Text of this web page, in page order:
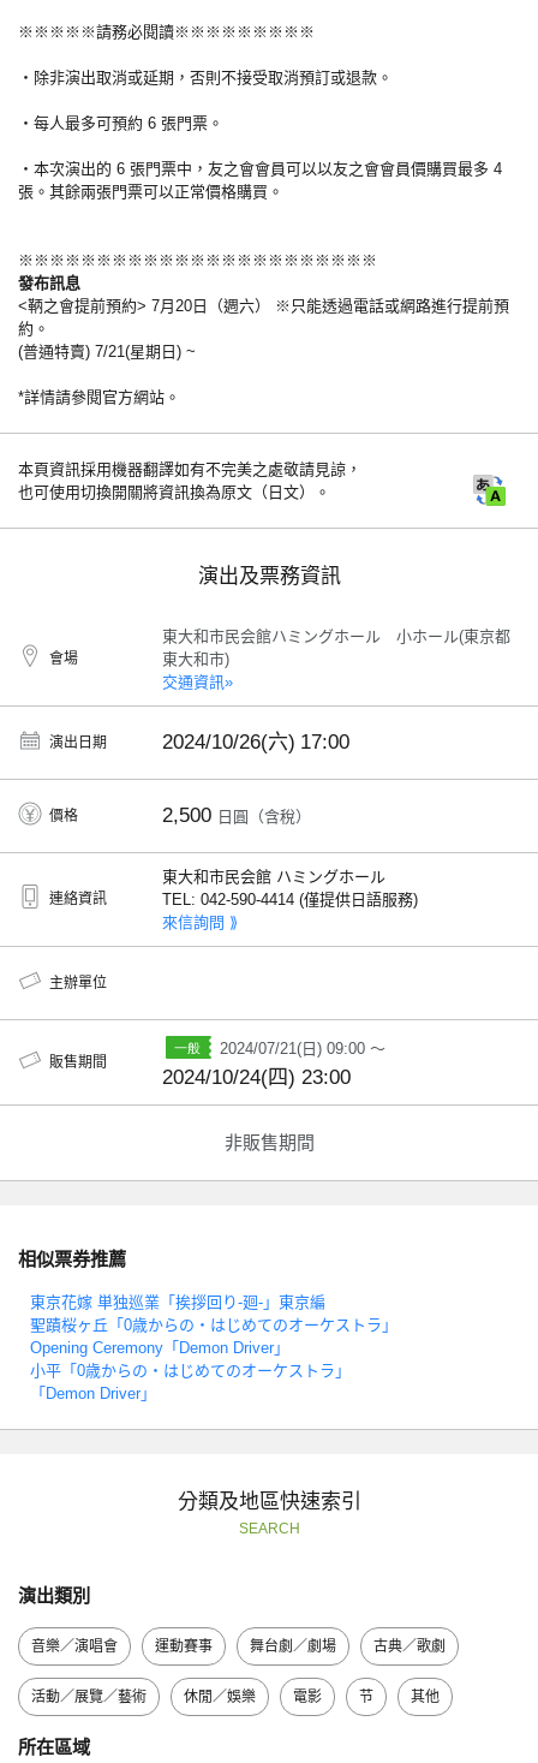
※※※※※請務必閱讀※※※※※※※※※
・除非演出取消或延期，否則不接受取消預訂或退款。
・每人最多可預約 6 張門票。
・本次演出的 6 張門票中，友之會會員可以以友之會會員價購買最多 4
張。其餘兩張門票可以正常價格購買。
※※※※※※※※※※※※※※※※※※※※※※※
發布訊息
<鞆之會提前預約> 7月20日（週六） ※只能透過電話或網路進行提前預
約。
(普通特賣) 7/21(星期日) ~
*詳情請參閱官方網站。
本頁資訊採用機器翻譯如有不完美之處敬請見諒，
也可使用切換開關將資訊換為原文（日文）。
演出及票務資訊
會場
東大和市民会館ハミングホール 小ホール(東京都
東大和市)
交通資訊»
演出日期 2024/10/26(六) 17:00
價格 2,500 日圓（含稅）
連絡資訊
東大和市民会館 ハミングホール
TEL: 042-590-4414 (僅提供日語服務)
來信詢問 ⟫
主辦單位
販售期間
2024/07/21(日) 09:00 ～
2024/10/24(四) 23:00
非販售期間
相似票券推薦
東京花嫁 単独巡業「挨拶回り-廻-」東京編
聖蹟桜ヶ丘「0歳からの・はじめてのオーケストラ」
Opening Ceremony「Demon Driver」
小平「0歳からの・はじめてのオーケストラ」
「Demon Driver」
分類及地區快速索引
SEARCH
演出類別
音樂／演唱會 運動賽事 舞台劇／劇場 古典／歌劇
活動／展覽／藝術 休閒／娛樂 電影 节 其他
所在區域